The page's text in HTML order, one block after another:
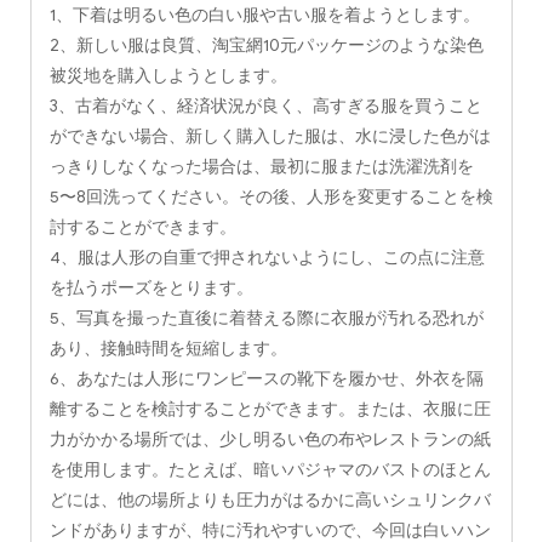
1、下着は明るい色の白い服や古い服を着ようとします。
2、新しい服は良質、淘宝網10元パッケージのような染色
被災地を購入しようとします。
3、古着がなく、経済状況が良く、高すぎる服を買うこと
ができない場合、新しく購入した服は、水に浸した色がは
っきりしなくなった場合は、最初に服または洗濯洗剤を
5〜8回洗ってください。その後、人形を変更することを検
討することができます。
4、服は人形の自重で押されないようにし、この点に注意
を払うポーズをとります。
5、写真を撮った直後に着替える際に衣服が汚れる恐れが
あり、接触時間を短縮します。
6、あなたは人形にワンピースの靴下を履かせ、外衣を隔
離することを検討することができます。または、衣服に圧
力がかかる場所では、少し明るい色の布やレストランの紙
を使用します。たとえば、暗いパジャマのバストのほとん
どには、他の場所よりも圧力がはるかに高いシュリンクバ
ンドがありますが、特に汚れやすいので、今回は白いハン